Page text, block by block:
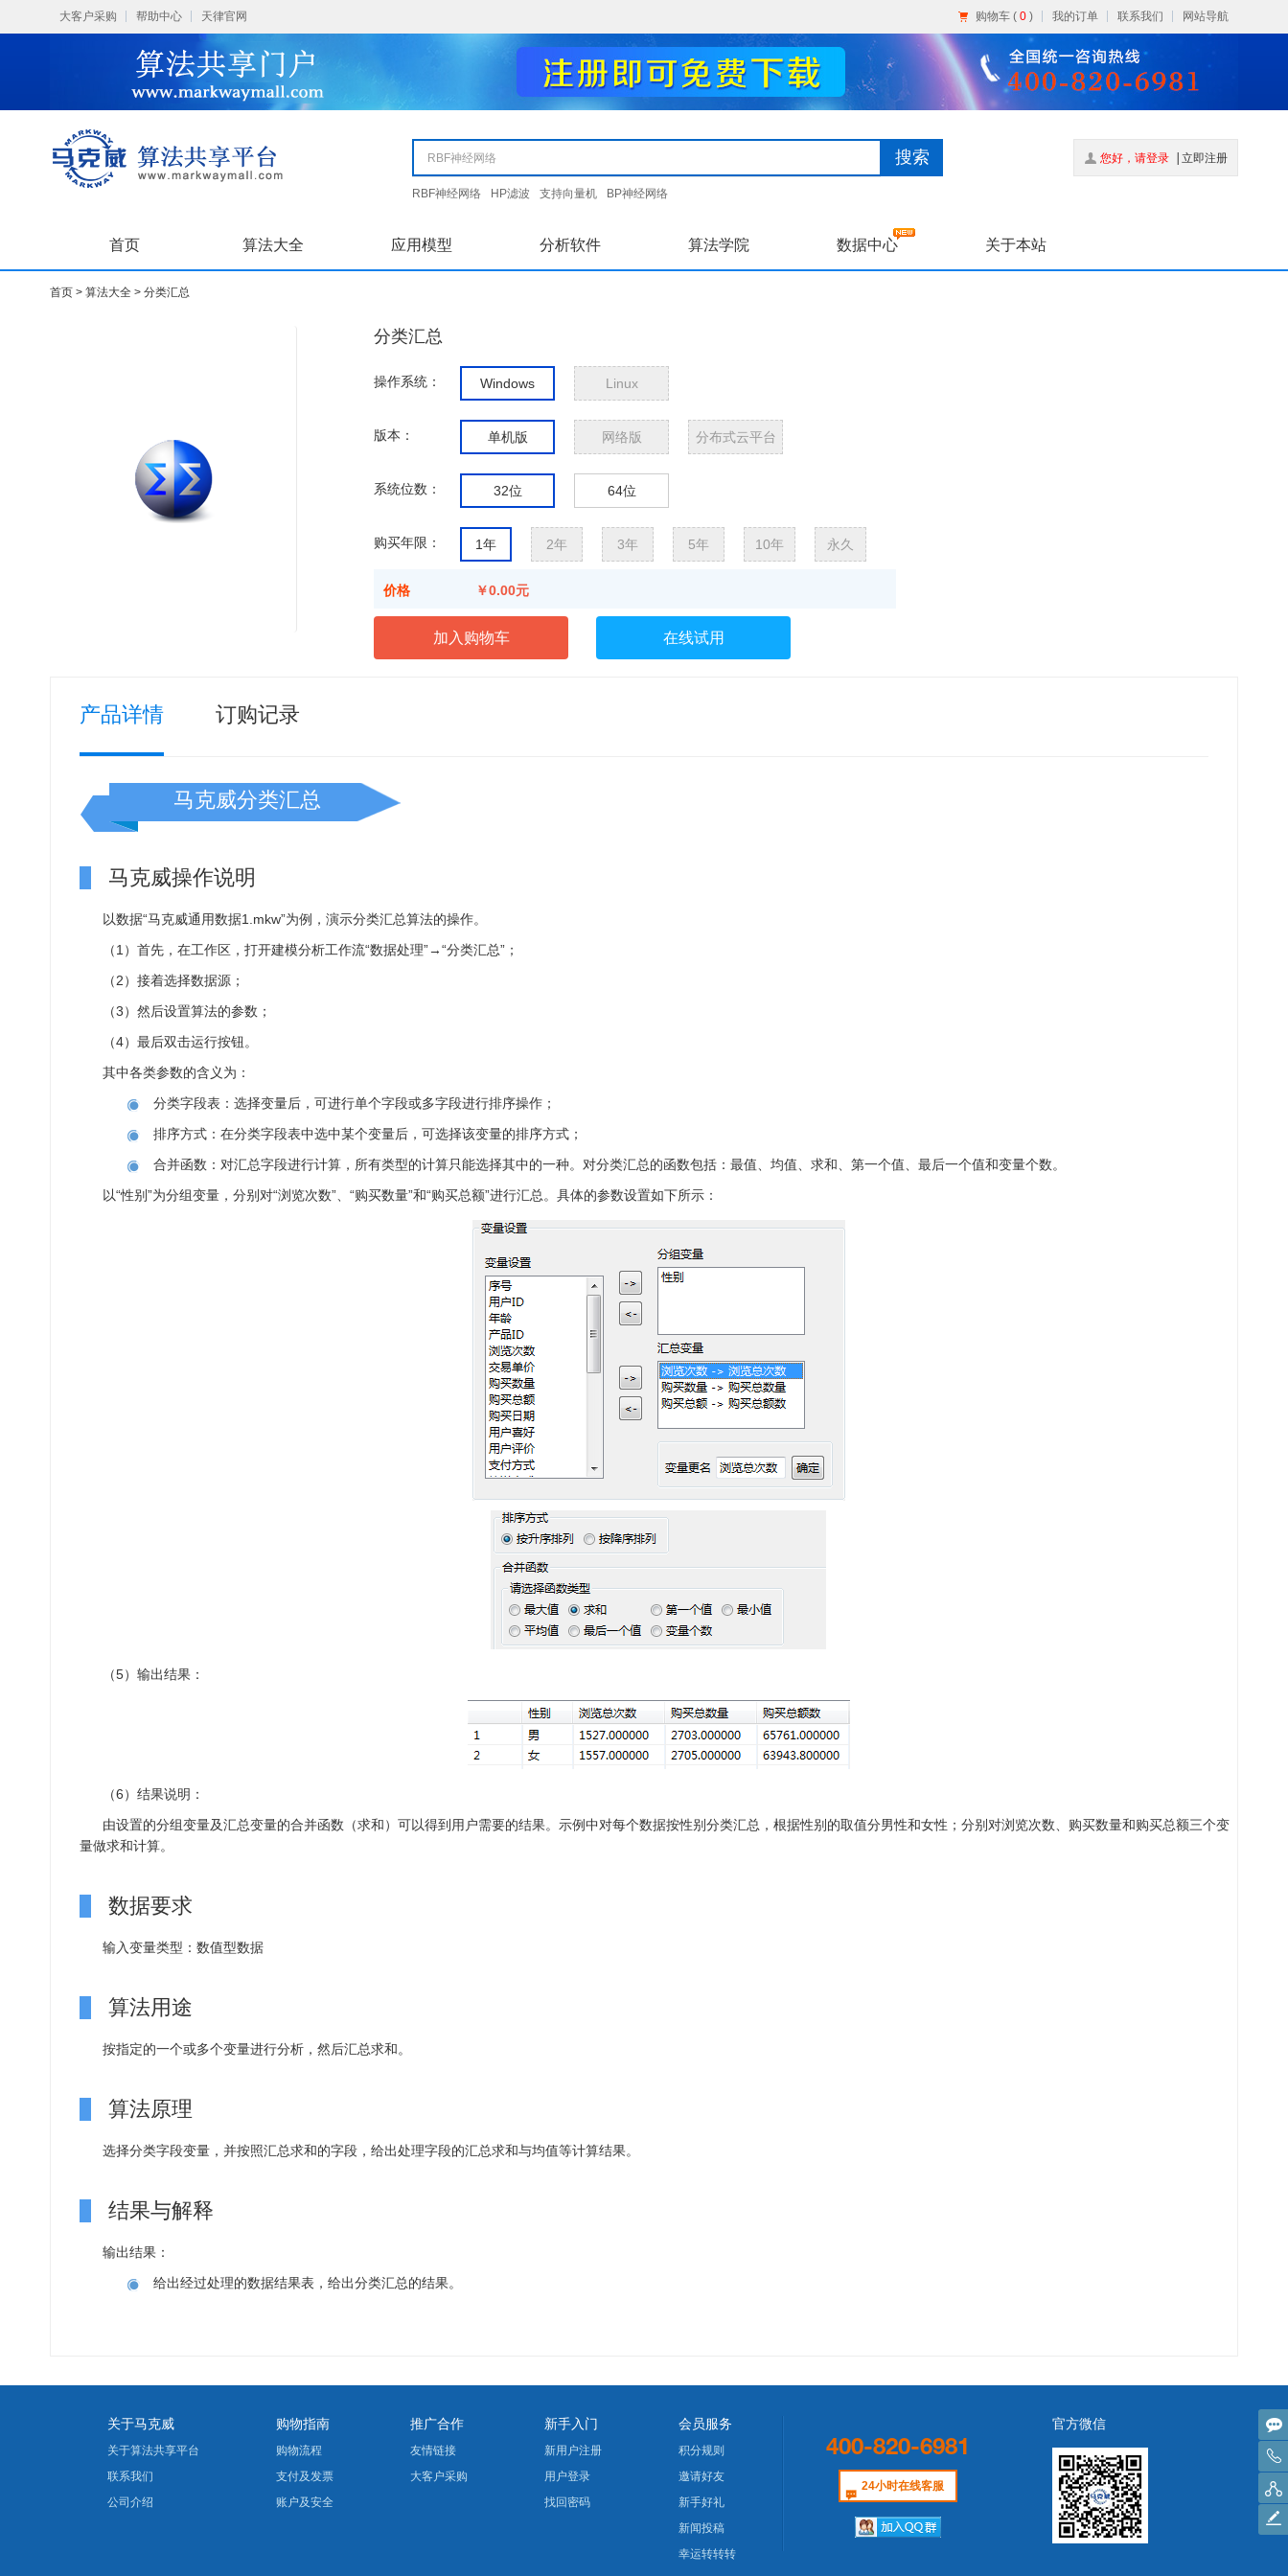
大客户采购 帮助中心 天律官网 网站导航
联系我们
我的订单
购物车 ( 0 )
您好，请登录 立即注册
搜索
RBF神经网络 HP滤波 支持向量机 BP神经网络
首页 算法大全 应用模型 分析软件 算法学院 数据中心 关于本站
首页 > 算法大全 > 分类汇总
分类汇总
操作系统： Windows Linux
版本： 单机版 网络版 分布式云平台
系统位数： 32位 64位
购买年限： 1年 2年 3年 5年 10年 永久
价格 ￥0.00元
在线试用
产品详情 订购记录
马克威分类汇总
马克威操作说明
以数据“马克威通用数据1.mkw”为例，演示分类汇总算法的操作。
（1）首先，在工作区，打开建模分析工作流“数据处理”→“分类汇总”；
（2）接着选择数据源；
（3）然后设置算法的参数；
（4）最后双击运行按钮。
其中各类参数的含义为：
分类字段表：选择变量后，可进行单个字段或多字段进行排序操作；
排序方式：在分类字段表中选中某个变量后，可选择该变量的排序方式；
合并函数：对汇总字段进行计算，所有类型的计算只能选择其中的一种。对分类汇总的函数包括：最值、均值、求和、第一个值、最后一个值和变量个数。
以“性别”为分组变量，分别对“浏览次数”、“购买数量”和“购买总额”进行汇总。具体的参数设置如下所示：
（5）输出结果：
（6）结果说明：
由设置的分组变量及汇总变量的合并函数（求和）可以得到用户需要的结果。示例中对每个数据按性别分类汇总，根据性别的取值分男性和女性；分别对浏览次数、购买数量和购买总额三个变
量做求和计算。
数据要求
输入变量类型：数值型数据
算法用途
按指定的一个或多个变量进行分析，然后汇总求和。
算法原理
选择分类字段变量，并按照汇总求和的字段，给出处理字段的汇总求和与均值等计算结果。
结果与解释
输出结果：
给出经过处理的数据结果表，给出分类汇总的结果。
关于马克威
关于算法共享平台
联系我们
公司介绍
购物指南
购物流程
支付及发票
账户及安全
推广合作
友情链接
大客户采购
新手入门
新用户注册
用户登录
找回密码
会员服务
积分规则
邀请好友
新手好礼
新闻投稿
幸运转转转
400-820-6981
24小时在线客服
官方微信